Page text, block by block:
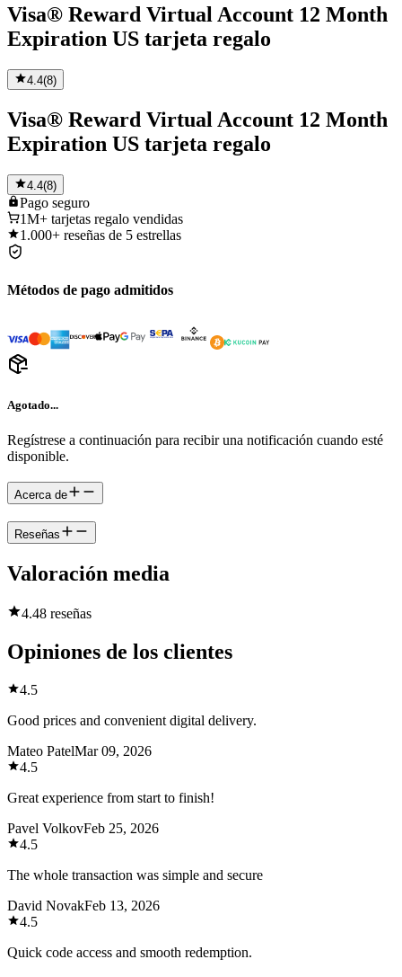
Visa® Reward Virtual Account 12 Month
Expiration US tarjeta regalo
4.4(8)
Visa® Reward Virtual Account 12 Month
Expiration US tarjeta regalo
4.4(8)
Pago seguro
1M+ tarjetas regalo vendidas
1.000+ reseñas de 5 estrellas
Métodos de pago admitidos
Agotado...
Regístrese a continuación para recibir una notificación cuando esté
disponible.
Acerca de
Reseñas
Valoración media
4.48 reseñas
Opiniones de los clientes
4.5
Good prices and convenient digital delivery.
Mateo PatelMar 09, 2026
4.5
Great experience from start to finish!
Pavel VolkovFeb 25, 2026
4.5
The whole transaction was simple and secure
David NovakFeb 13, 2026
4.5
Quick code access and smooth redemption.